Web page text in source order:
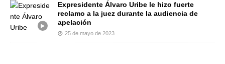
Expresidente Álvaro Uribe le hizo fuerte
reclamo a la juez durante la audiencia de
apelación
25 de mayo de 2023